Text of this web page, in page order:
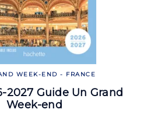
WEEK-END - FRANCE
2027 Guide Un Grand
Week-end